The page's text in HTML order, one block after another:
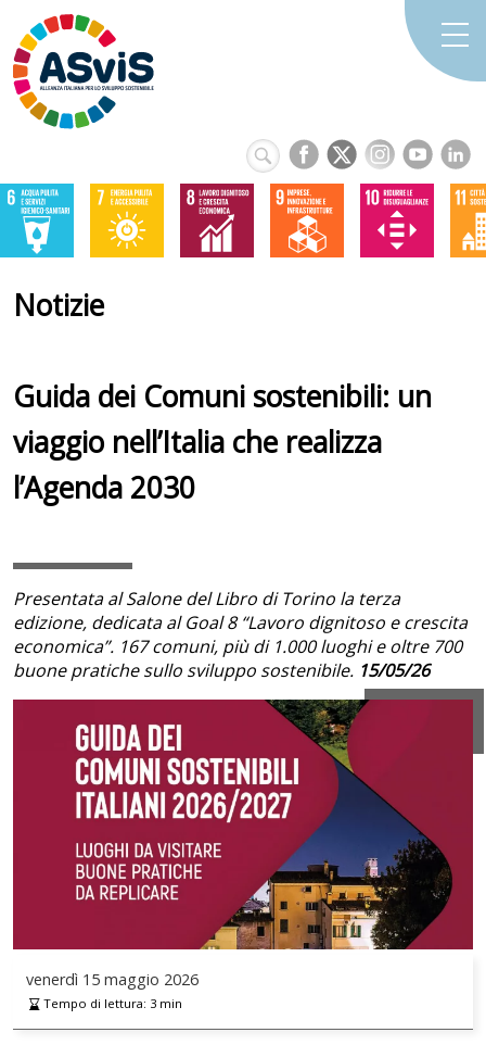
Notizie
Guida dei Comuni sostenibili: un
viaggio nell’Italia che realizza
l’Agenda 2030
Presentata al Salone del Libro di Torino la terza
edizione, dedicata al Goal 8 “Lavoro dignitoso e crescita
economica”. 167 comuni, più di 1.000 luoghi e oltre 700
buone pratiche sullo sviluppo sostenibile. 15/05/26
venerdì 15 maggio 2026
Tempo di lettura: 3min